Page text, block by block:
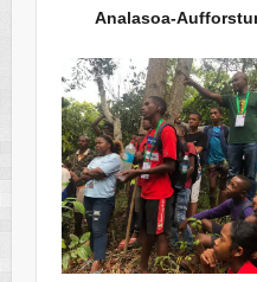
Analasoa-